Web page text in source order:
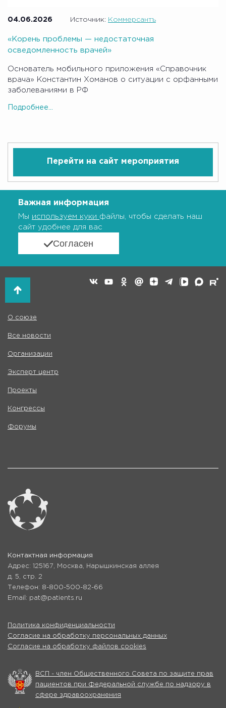
04.06.2026 Источник: Коммерсантъ
«Корень проблемы — недостаточная
осведомленность врачей»
Основатель мобильного приложения «Справочник
врача» Константин Хоманов о ситуации с орфанными
заболеваниями в РФ
Подробнее...
Перейти на сайт мероприятия
Важная информация
Мы используем куки файлы, чтобы сделать наш
сайт удобнее для вас
Согласен
О союзе
Все новости
Организации
Эксперт центр
Проекты
Конгрессы
Форумы
Контактная информация
Адрес: 125167, Москва, Нарышкинская аллея
д. 5, стр. 2
Телефон: 8-800-500-82-66
Email: pat@patients.ru
Политика конфиденциальности
Согласие на обработку персональных данных
Согласие на обработку файлов cookies
ВСП - член Общественного Совета по защите прав
пациентов при Федеральной службе по надзору в
сфере здравоохранения